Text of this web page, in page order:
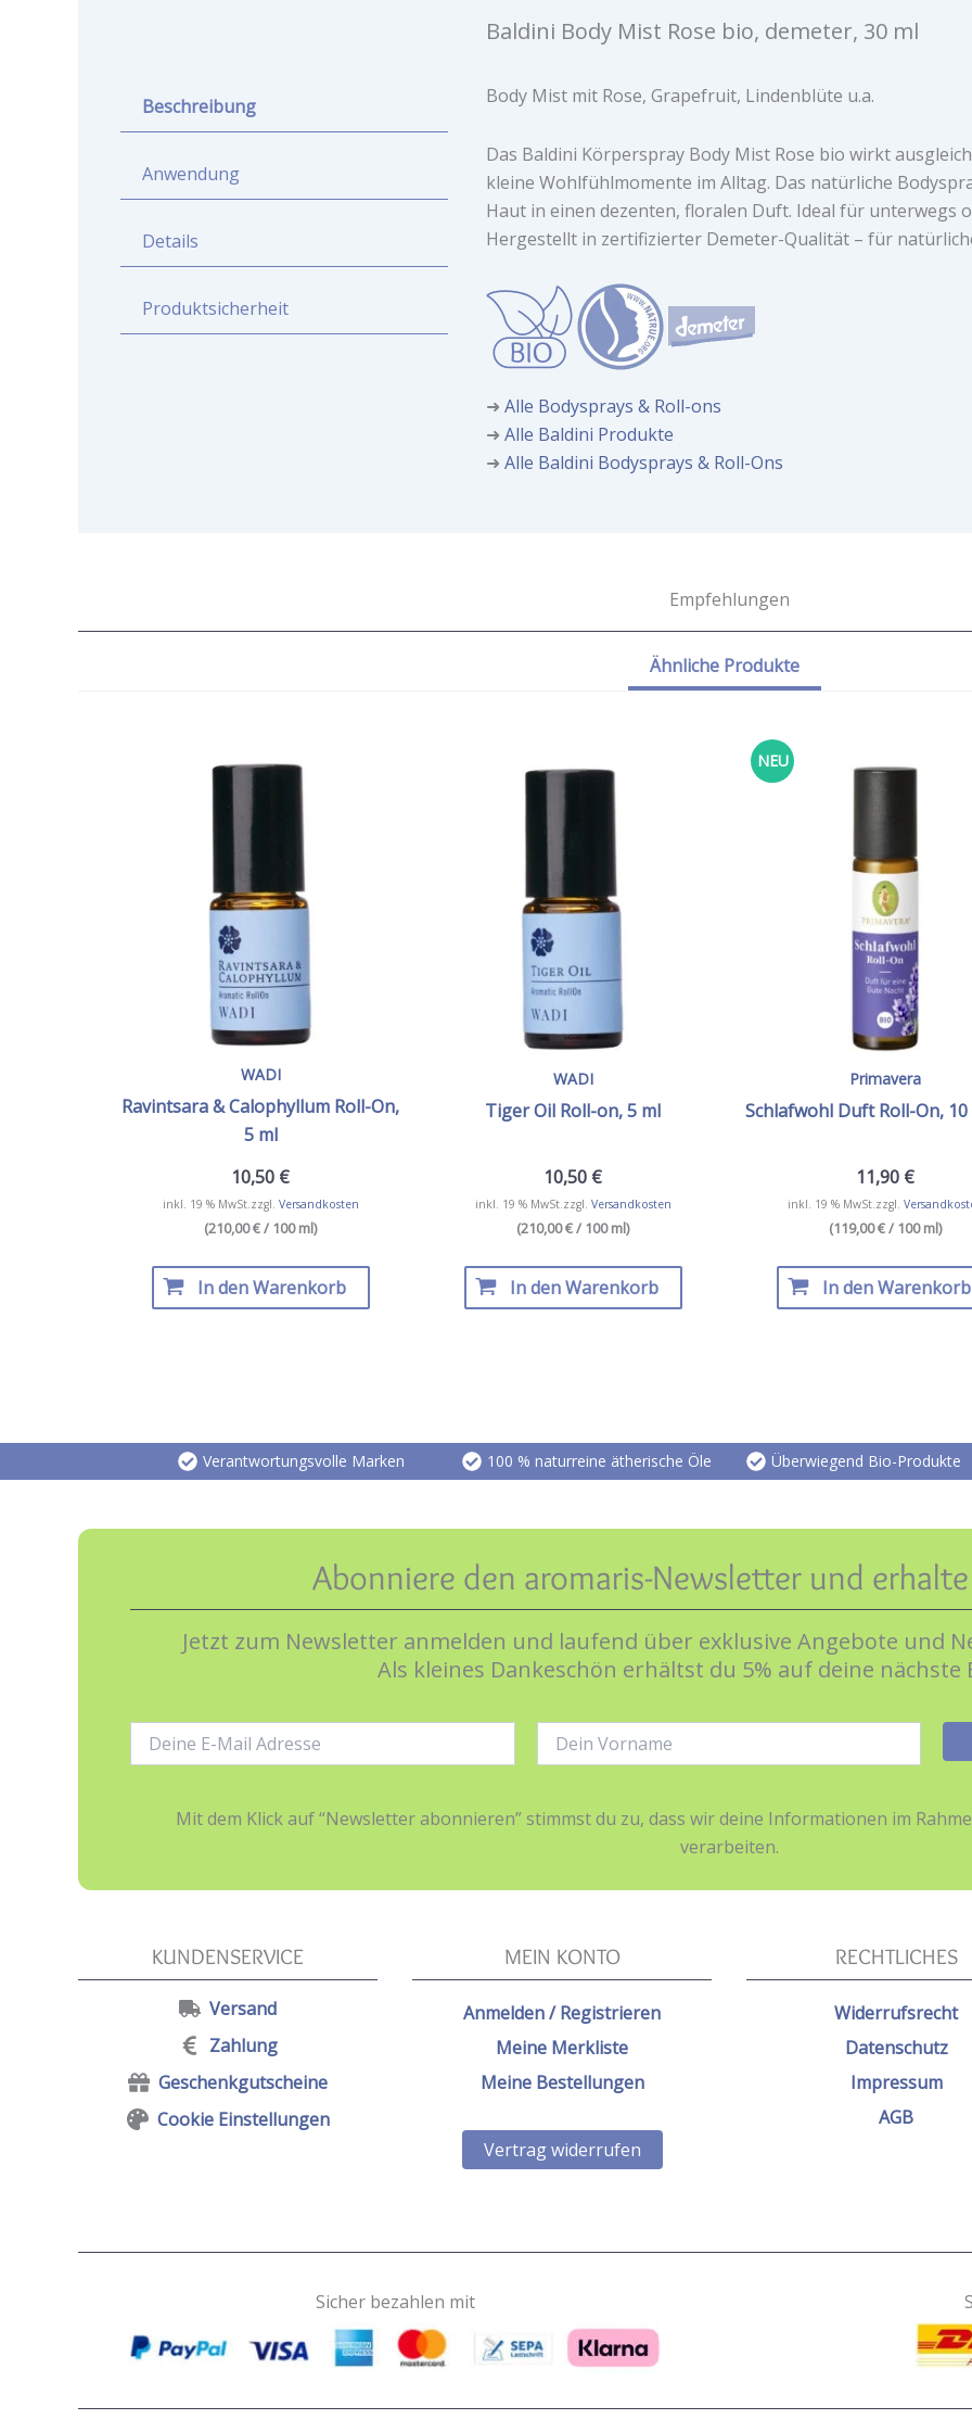
Baldini Body Mist Rose bio, demeter, 30 ml
Beschreibung
Anwendung
Details
Produktsicherheit
Body Mist mit Rose, Grapefruit, Lindenblüte u.a.
Das Baldini Körperspray Body Mist Rose bio wirkt
kleine Wohlfühlmomente im Alltag. Das natürliche
Haut in einen dezenten, floralen Duft. Ideal für unterwegs
Hergestellt in zertifizierter Demeter-Qualität – für
➜ Alle Bodysprays & Roll-ons
➜ Alle Baldini Produkte
➜ Alle Baldini Bodysprays & Roll-Ons
Empfehlungen
Ähnliche Produkte
WADI
Ravintsara & Calophyllum Roll-On,
5 ml
10,50 €
inkl. 19 % MwSt.zzgl. Versandkosten
(210,00 € / 100 ml)
In den Warenkorb
WADI
Tiger Oil Roll-on, 5 ml
10,50 €
inkl. 19 % MwSt.zzgl. Versandkosten
(210,00 € / 100 ml)
In den Warenkorb
NEU
Primavera
Schlafwohl Duft Roll-On,
11,90 €
inkl. 19 % MwSt.zzgl.
(119,00 € / 100 ml)
In den Warenkorb
Verantwortungsvolle Marken 100 % naturreine ätherische Öle Überwiegend Bio-Produkte
Abonniere den aromaris-Newsletter und
Jetzt zum Newsletter anmelden und laufend über exklusive Angebote und
Als kleines Dankeschön erhältst du 5% auf deine nächste
Mail-
Mit dem Klick auf “Newsletter abonnieren” stimmst du zu, dass wir deine Informationen im
verarbeiten.
KUNDENSERVICE
Versand
Zahlung
Geschenkgutscheine
Cookie Einstellungen
MEIN KONTO
Anmelden / Registrieren
Meine Merkliste
Meine Bestellungen
Vertrag widerrufen
RECHTLICHES
Widerrufsrecht
Datenschutz
Impressum
AGB
Sicher bezahlen mit